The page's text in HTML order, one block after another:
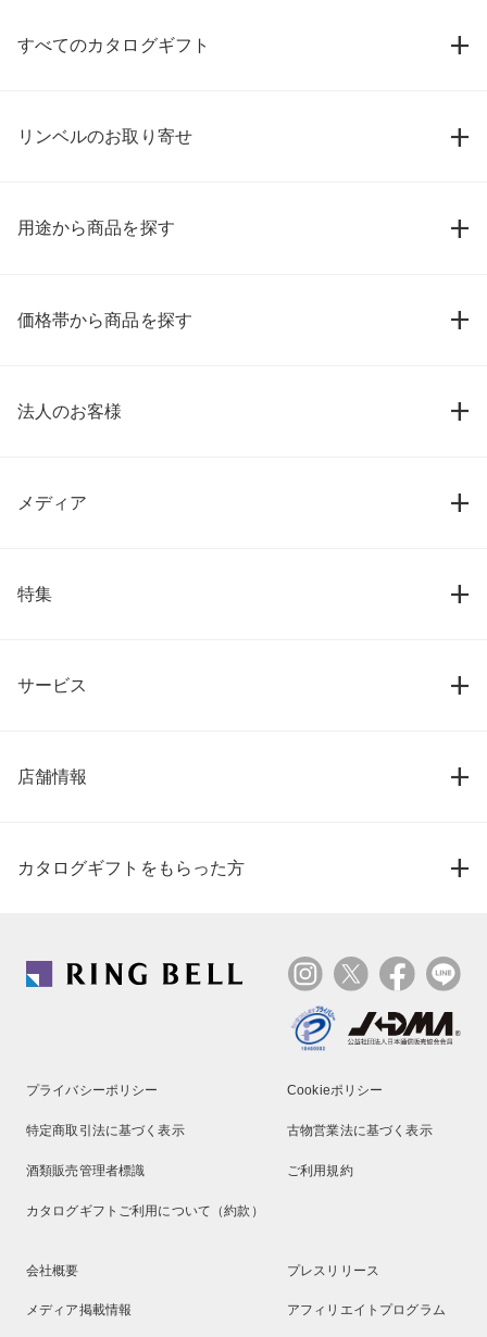
すべてのカタログギフト
リンベルのお取り寄せ
用途から商品を探す
価格帯から商品を探す
法人のお客様
メディア
特集
サービス
店舗情報
カタログギフトをもらった方
プライバシーポリシー Cookieポリシー
特定商取引法に基づく表示 古物営業法に基づく表示
酒類販売管理者標識 ご利用規約
カタログギフトご利用について（約款）
会社概要 プレスリリース
メディア掲載情報 アフィリエイトプログラム